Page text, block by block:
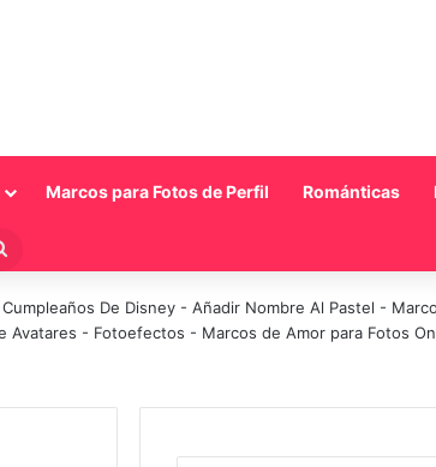
Marcos para Fotos de Perfil Románticas
Buscar
De Disney - Añadir Nombre Al Pastel -
Avatares - Fotoefectos - Marcos de Amor para Fotos